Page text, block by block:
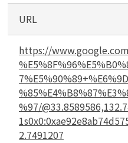
最短1分！今す
します
まずはお電
URL
https://
%97/
2.7491207